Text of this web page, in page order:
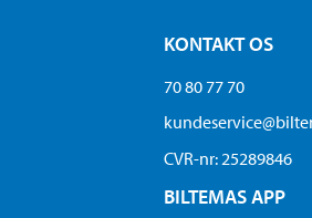
KONTAKT OS
70 80 77 70
CVR-nr: 25289846
BILTEMAS APP